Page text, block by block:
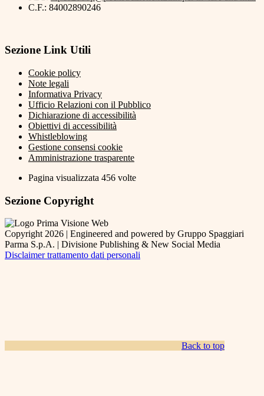
C.F.: 84002890246
Sezione Link Utili
Cookie policy
Note legali
Informativa Privacy
Ufficio Relazioni con il Pubblico
Dichiarazione di accessibilità
Obiettivi di accessibilità
Whistleblowing
Gestione consensi cookie
Amministrazione trasparente
Pagina visualizzata 456 volte
Sezione Copyright
Copyright 2026 | Engineered and powered by Gruppo Spaggiari
Parma S.p.A. | Divisione Publishing & New Social Media
Disclaimer trattamento dati personali
Back to top